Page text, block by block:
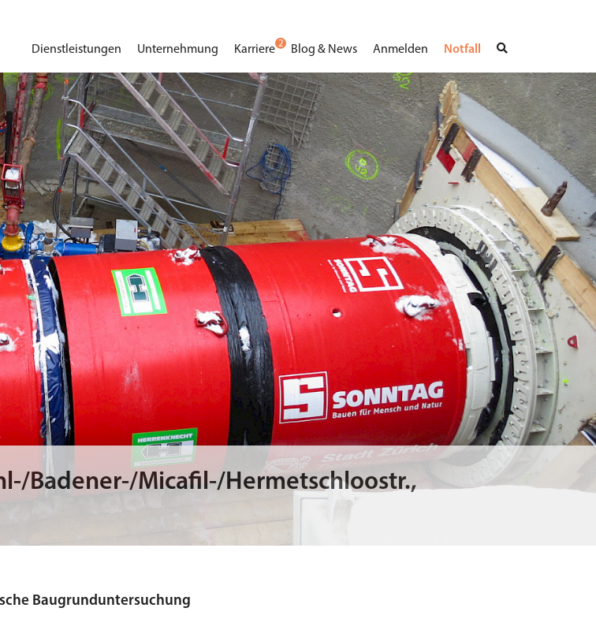
Dienstleistungen Unternehmung Karriere 2 Blog & News Anmelden Notfall
Badener-/Micafil-/Hermetschloostr.,
Baugrunduntersuchung